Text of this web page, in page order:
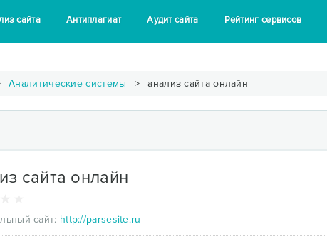
сайта Антиплагиат Аудит сайта Рейтинг сервисов
Аналитические системы анализ сайта онлайн
сайта онлайн
сайт: http://parsesite.ru